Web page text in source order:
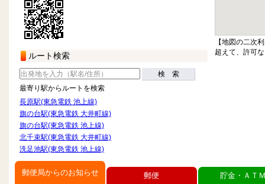
ルート検索
検 索
最寄り駅からルートを検索
長原駅(東急電鉄 池上線)
旗の台駅(東急電鉄 大井町線)
旗の台駅(東急電鉄 池上線)
北千束駅(東急電鉄 大井町線)
洗足池駅(東急電鉄 池上線)
【地図の二次
超えて、許可
郵便局からのお知らせ 郵便 貯金・ＡＴ